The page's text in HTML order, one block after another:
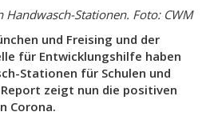
Stationen. Foto: CWM
und Freising und der
für Entwicklungshilfe haben
Stationen für Schulen und
zeigt nun die positiven
Corona.